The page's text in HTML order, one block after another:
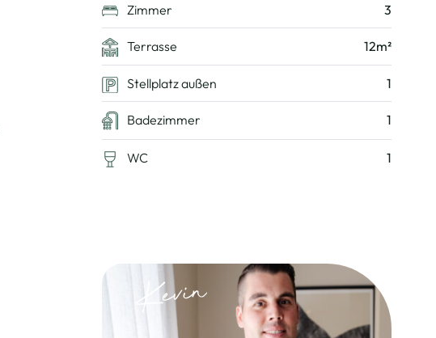
Zimmer 3
Terrasse 12m²
Stellplatz außen 1
Badezimmer 1
WC 1